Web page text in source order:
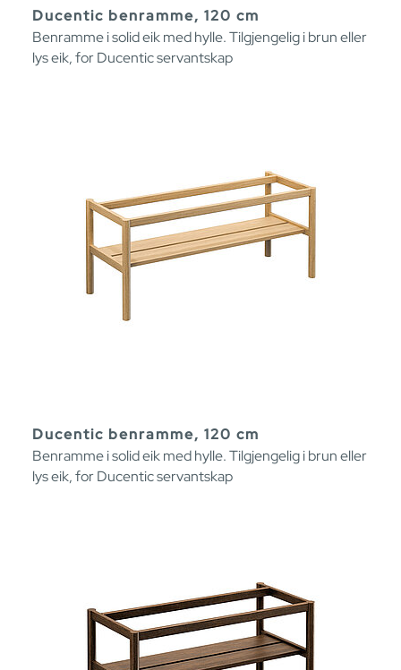
Ducentic benramme, 120 cm
Benramme i solid eik med hylle. Tilgjengelig i brun eller
lys eik, for Ducentic servantskap
Ducentic benramme, 120 cm
Benramme i solid eik med hylle. Tilgjengelig i brun eller
lys eik, for Ducentic servantskap